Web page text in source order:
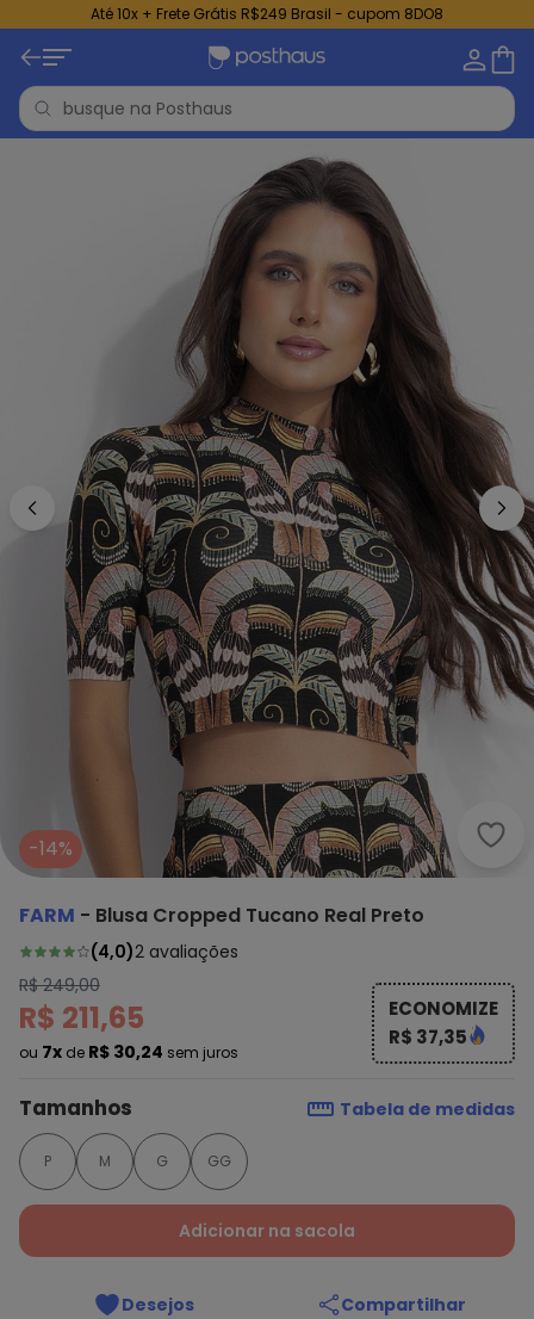
Até 10x + Frete Grátis R$249 Brasil - cupom 8DO8
-14%
FARM - Blusa Cropped Tucano Real Preto
(4,0)2 avaliações
R$ 249,00
R$ 211,65
ou 7x de R$ 30,24 sem juros
ECONOMIZE
R$ 37,35
Tamanhos Tabela de medidas
P M G GG
Adicionar na sacola
Desejos Compartilhar